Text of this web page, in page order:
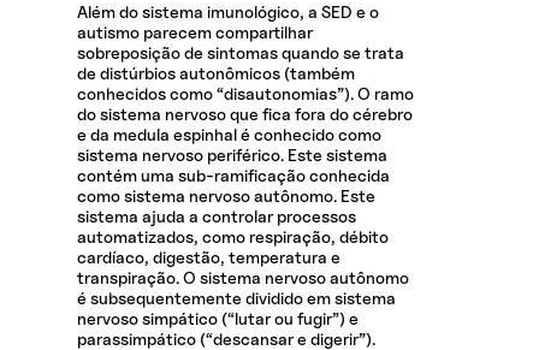
Além do sistema imunológico, a SED e o
autismo parecem compartilhar
sobreposição de sintomas quando se trata
de distúrbios autonômicos (também
conhecidos como “disautonomias”). O ramo
do sistema nervoso que fica fora do cérebro
e da medula espinhal é conhecido como
sistema nervoso periférico. Este sistema
contém uma sub-ramificação conhecida
como sistema nervoso autônomo. Este
sistema ajuda a controlar processos
automatizados, como respiração, débito
cardíaco, digestão, temperatura e
transpiração. O sistema nervoso autônomo
é subsequentemente dividido em sistema
nervoso simpático (“lutar ou fugir”) e
parassimpático (“descansar e digerir”).